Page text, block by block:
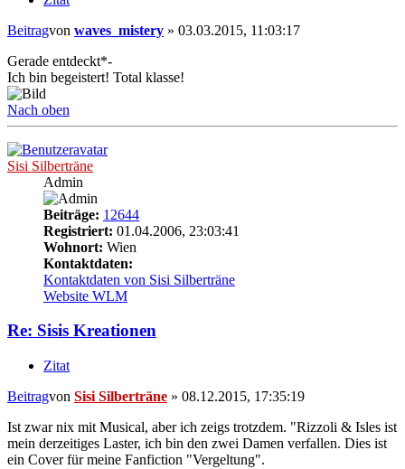
Beitragvon waves_mistery » 03.03.2015, 11:03:17
Gerade entdeckt*-
Ich bin begeistert! Total klasse!
Nach oben
Sisi Silberträne
Admin
Beiträge: 12644
Registriert: 01.04.2006, 23:03:41
Wohnort: Wien
Kontaktdaten:
Kontaktdaten von Sisi Silberträne
Website WLM
Re: Sisis Kreationen
Zitat
Beitragvon Sisi Silberträne » 08.12.2015, 17:35:19
Ist zwar nix mit Musical, aber ich zeigs trotzdem. "Rizzoli & Isles ist
mein derzeitiges Laster, ich bin den zwei Damen verfallen. Dies ist
ein Cover für meine Fanfiction "Vergeltung".